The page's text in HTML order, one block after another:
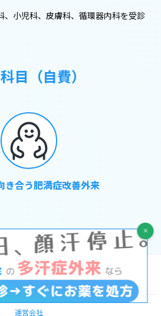
、小児科、皮膚科、循環器内科を受診
目（自費）
き合う肥満症改善外来
オンライン診療
運営会社